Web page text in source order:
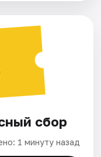
сбор
1 минуту назад